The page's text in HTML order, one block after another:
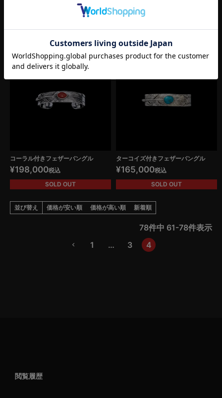
SOLD OUT
¥187,000
SOLD OUT
コーラル付きフェザーバングル
¥198,000税込
SOLD OUT
ターコイズ付きフェザーバングル
¥165,000税込
SOLD OUT
並び替え 価格が安い順 価格が高い順 新着順
78件中 61-78件表示
1
… 3 4
閲覧履歴